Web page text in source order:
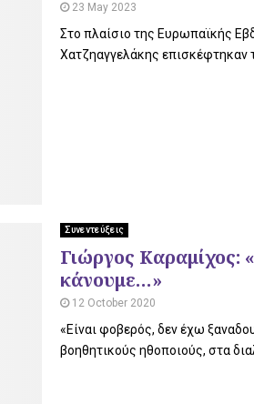
23 May 2023
Στο πλαίσιο της Ευρωπαϊκής
Χατζηαγγελάκης επισκέφτηκαν
Συνεντεύξεις
Γιώργος Καραμίχος:
κάνουμε…»
12 October 2020
«Είναι φοβερός, δεν έχω
βοηθητικούς ηθοποιούς, στα